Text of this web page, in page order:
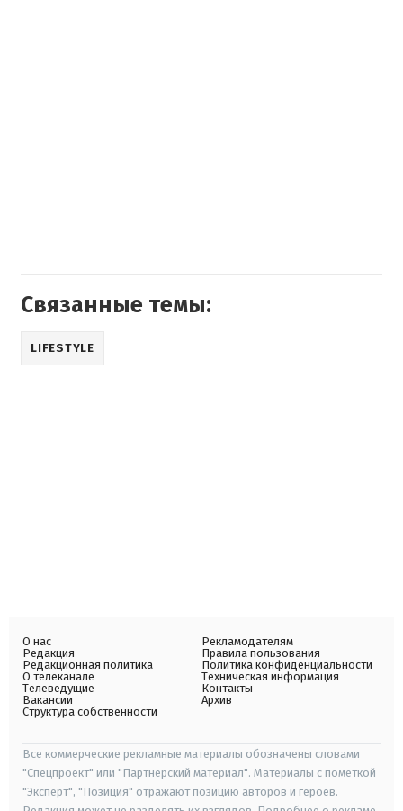
Связанные темы:
LIFESTYLE
О нас
Редакция
Редакционная политика
О телеканале
Телеведущие
Вакансии
Структура собственности
Рекламодателям
Правила пользования
Политика конфиденциальности
Техническая информация
Контакты
Архив
Все коммерческие рекламные материалы обозначены словами
"Спецпроект" или "Партнерский материал". Материалы с пометкой
"Эксперт", "Позиция" отражают позицию авторов и героев.